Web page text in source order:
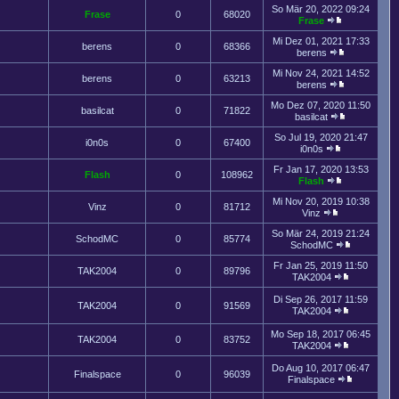
Frase 0 68020
So Mär 20, 2022 09:24
Frase
berens 0 68366
Mi Dez 01, 2021 17:33
berens
berens 0 63213
Mi Nov 24, 2021 14:52
berens
basilcat 0 71822
Mo Dez 07, 2020 11:50
basilcat
i0n0s 0 67400
So Jul 19, 2020 21:47
i0n0s
Flash 0 108962
Fr Jan 17, 2020 13:53
Flash
Vinz 0 81712
Mi Nov 20, 2019 10:38
Vinz
SchodMC 0 85774
So Mär 24, 2019 21:24
SchodMC
TAK2004 0 89796
Fr Jan 25, 2019 11:50
TAK2004
TAK2004 0 91569
Di Sep 26, 2017 11:59
TAK2004
TAK2004 0 83752
Mo Sep 18, 2017 06:45
TAK2004
Finalspace 0 96039
Do Aug 10, 2017 06:47
Finalspace